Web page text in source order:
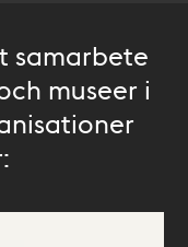
samarbete
museer i